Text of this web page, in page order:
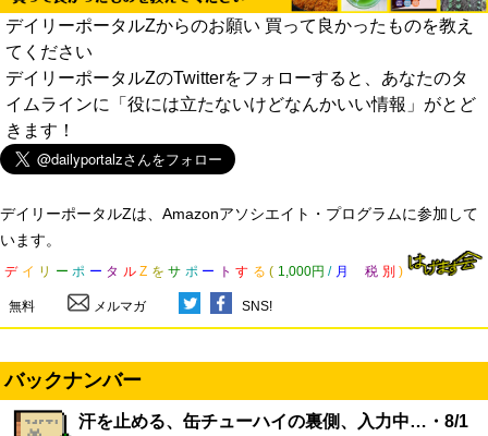
デイリーポータルZからのお願い 買って良かったものを教え
てください
デイリーポータルZのTwitterをフォローすると、あなたのタ
イムラインに「役には立たないけどなんかいい情報」がとど
きます！
デイリーポータルZは、Amazonアソシエイト・プログラムに参加して
います。
デ イ リ ー ポ ー タ ル Z を サ ポ ー ト す る ( 1,000円 / 月 税 別 )
無料 メルマガ SNS!
バックナンバー
汗を止める、缶チューハイの裏側、入力中…・8/1